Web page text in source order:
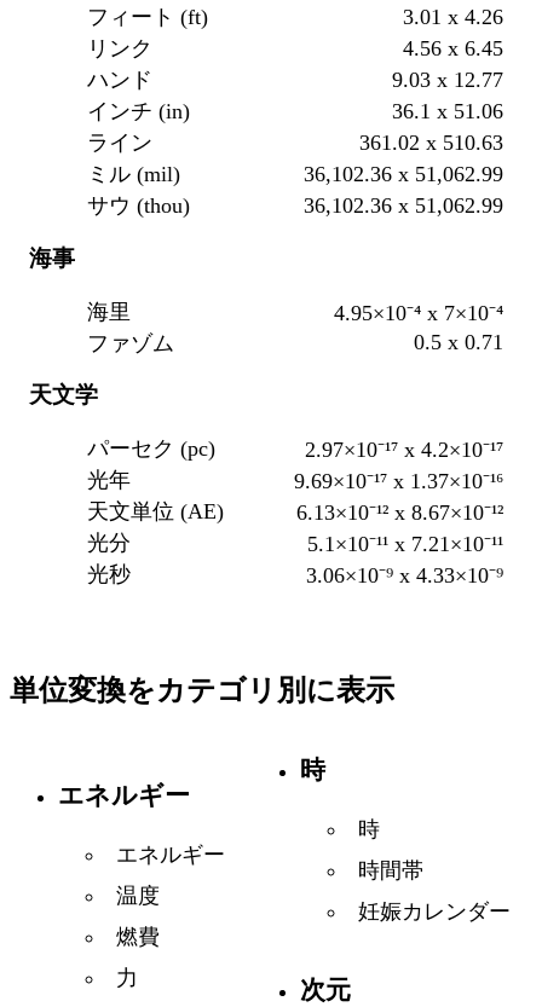
フィート (ft)
3.01 x 4.26
リンク
4.56 x 6.45
ハンド
9.03 x 12.77
インチ (in)
36.1 x 51.06
ライン
361.02 x 510.63
ミル (mil)
36,102.36 x 51,062.99
サウ (thou)
36,102.36 x 51,062.99
海事
海里
4.95×10⁻⁴ x 7×10⁻⁴
ファゾム
0.5 x 0.71
天文学
パーセク (pc)
2.97×10⁻¹⁷ x 4.2×10⁻¹⁷
光年
9.69×10⁻¹⁷ x 1.37×10⁻¹⁶
天文単位 (AE)
6.13×10⁻¹² x 8.67×10⁻¹²
光分
5.1×10⁻¹¹ x 7.21×10⁻¹¹
光秒
3.06×10⁻⁹ x 4.33×10⁻⁹
単位変換をカテゴリ別に表示
エネルギー
エネルギー
温度
燃費
力
時
時
時間帯
妊娠カレンダー
次元